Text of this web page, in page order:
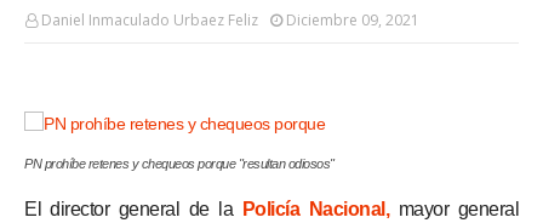
Daniel Inmaculado Urbaez Feliz Diciembre 09, 2021
PN prohíbe retenes y chequeos porque "resultan odiosos"
El director general de la Policía Nacional,mayor general